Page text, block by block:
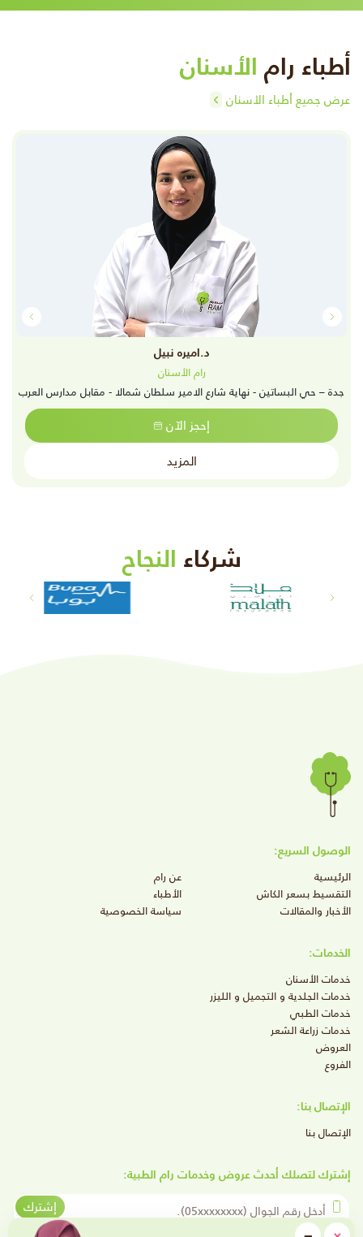
أطباء رامالأسنان
عرض جميع أطباء الأسنان
د.اميره نبيل
رام الأسنان
جدة – حي البساتين - نهاية شارع الامير سلطان شمالا - مقابل مدارس العرب
إحجز الآن
المزيد
شركاء النجاح
الوصول السريع:
الرئيسية
عن رام
التقسيط بسعر الكاش
الأطباء
الأخبار والمقالات
سياسة الخصوصية
الخدمات:
خدمات الأسنان
خدمات الجلدية و التجميل و الليزر
خدمات الطبي
خدمات زراعة الشعر
العروض
الفروع
الإتصال بنا:
الإتصال بنا
إشترك لتصلك أحدث عروض وخدمات رام الطبية:
أدخل رقم الجوال
إشترك